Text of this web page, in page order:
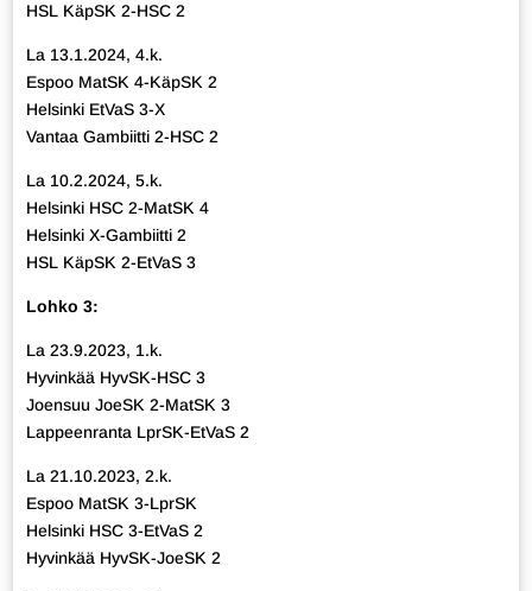
HSL KäpSK 2-HSC 2
La 13.1.2024, 4.k.
Espoo MatSK 4-KäpSK 2
Helsinki EtVaS 3-X
Vantaa Gambiitti 2-HSC 2
La 10.2.2024, 5.k.
Helsinki HSC 2-MatSK 4
Helsinki X-Gambiitti 2
HSL KäpSK 2-EtVaS 3
Lohko 3:
La 23.9.2023, 1.k.
Hyvinkää HyvSK-HSC 3
Joensuu JoeSK 2-MatSK 3
Lappeenranta LprSK-EtVaS 2
La 21.10.2023, 2.k.
Espoo MatSK 3-LprSK
Helsinki HSC 3-EtVaS 2
Hyvinkää HyvSK-JoeSK 2